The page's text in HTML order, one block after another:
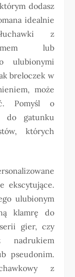
dodasz
idealnie
z
lub
ulubionymi
breloczek w
może
Pomyśl o
do gatunku
których
ekscytujące.
ulubionym
klamrę do
gier, czy
pseudonim.
z